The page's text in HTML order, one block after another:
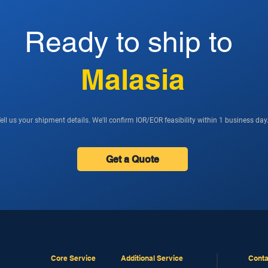
Ready to ship to
Malasia
us your shipment details. We'll confirm IOR/EOR feasibility within 1 business day.
Get a Quote
Core Service Additional Service